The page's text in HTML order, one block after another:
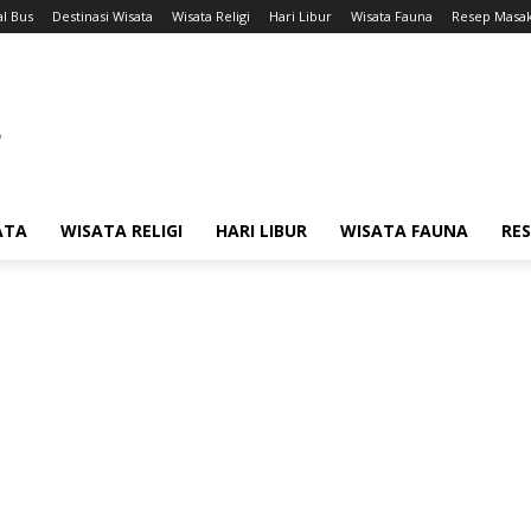
Bus Destinasi Wisata Wisata Religi Hari Libur Wisata Fauna Resep
WISATA RELIGI HARI LIBUR WISATA FAUNA